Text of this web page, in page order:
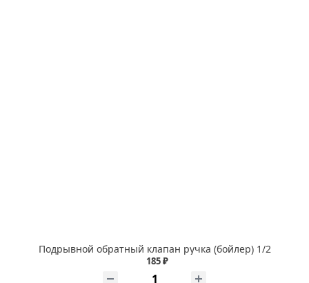
Подрывной обратный клапан ручка (бойлер) 1/2
185 ₽